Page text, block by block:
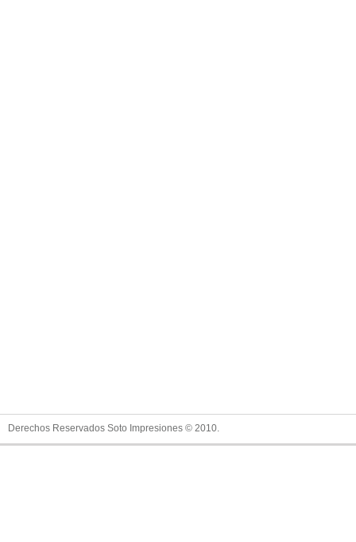
Derechos Reservados Soto Impresiones © 2010.